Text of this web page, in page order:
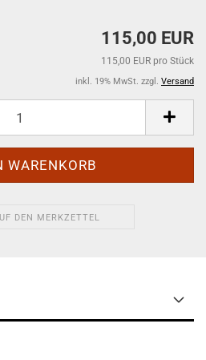
115,00 EUR
115,00 EUR pro Stück
inkl. 19% MwSt. zzgl. Versand
DEN MERKZETTEL